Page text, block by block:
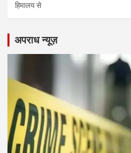
हिमालय से
अपराध न्यूज़